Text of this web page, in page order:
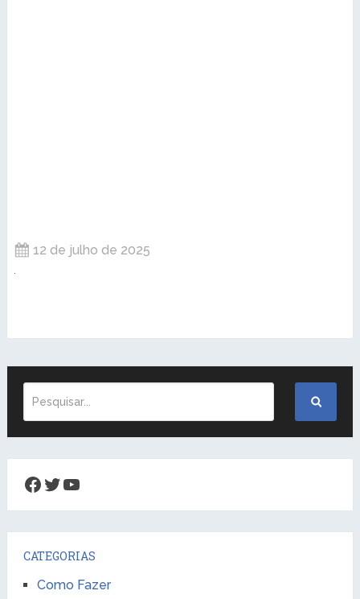
12 de julho de 2025
Facebook
Twitter
Youtube
CATEGORIAS
Como Fazer